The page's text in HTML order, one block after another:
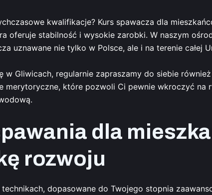
kwalifikacje? Kurs spawacza dla
oferuje stabilność i wysokie zarobki. W naszym
uznawane nie tylko w Polsce, ale i na terenie całej
w Gliwicach, regularnie zapraszamy do siebie
merytoryczne, które pozwoli Ci pewnie wkroczyć na
dla
rozwoju
dopasowane do Twojego stopnia